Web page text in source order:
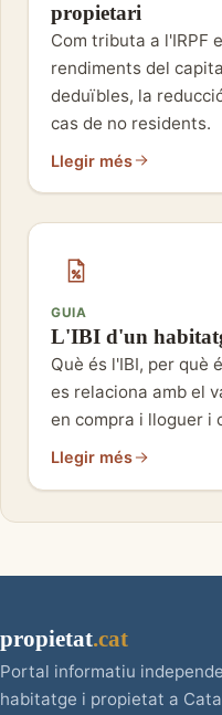
propietari
Com tributa a l'IRPF
rendiments del
deduïbles, la
cas de no residents.
Llegir més
GUIA
L'IBI d'un
Què és l'IBI, per què
es relaciona amb el
en compra i lloguer i
Llegir més
propietat.cat
Portal informatiu
habitatge i propietat a